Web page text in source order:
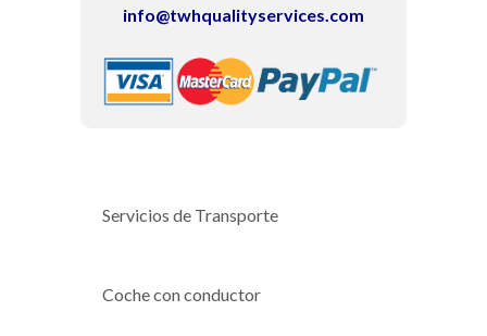
info@twhqualityservices.com
Servicios de Transporte
Coche con conductor